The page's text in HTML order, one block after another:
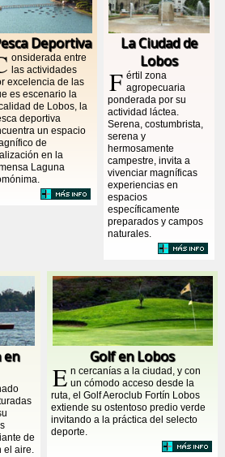
Deportiva
onsiderada entre
las actividades
excelencia de las
es escenario la
de Lobos, la
deportiva
un espacio
de
en la
Laguna
La Ciudad de
Lobos
F értil zona
agropecuaria
ponderada por su
actividad láctea.
Serena, costumbrista,
serena y
hermosamente
campestre, invita a
vivenciar magníficas
experiencias en
espacios
específicamente
preparados y campos
naturales.
en
de
el aire.
Golf en Lobos
E n cercanías a la ciudad, y con
un cómodo acceso desde la
ruta, el Golf Aeroclub Fortín Lobos
extiende su ostentoso predio verde
invitando a la práctica del selecto
deporte.